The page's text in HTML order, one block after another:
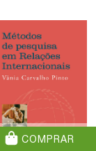
COMPRAR